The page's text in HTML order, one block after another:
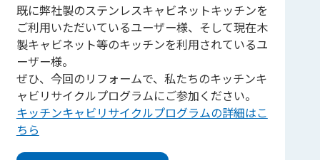
既に弊社製のステンレスキャビネットキッチンを
ご利用いただいているユーザー様、そして現在木
製キャビネット等のキッチンを利用されているユ
ーザー様。
ぜひ、今回のリフォームで、私たちのキッチンキ
ャビリサイクルプログラムにご参加ください。
キッチンキャビリサイクルプログラムの詳細はこ
ちら